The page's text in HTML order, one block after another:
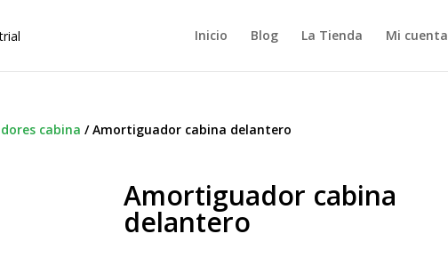
Inicio Blog La Tienda Mi cuenta
cabina /Amortiguador cabina delantero
Amortiguador cabina
delantero